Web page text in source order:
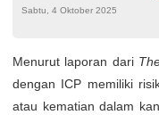
Sabtu, 4 Oktober 2025
Menurut laporan dari
dengan ICP memiliki
atau kematian dalam